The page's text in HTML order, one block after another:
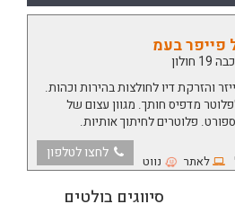
פייפר בעמ
חולון
והזרקת דיו לחולצות בהירות וכהות.
מדפיס חותך. מגוון עצום של
פלוטרים לחיתוך אותיות.
לאתר נווט לחצו לטלפון
סיווגים בולטים